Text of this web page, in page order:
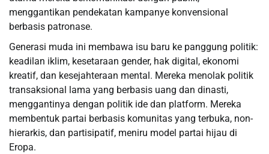
menggantikan pendekatan kampanye konvensional
berbasis patronase.
Generasi muda ini membawa isu baru ke panggung politik:
keadilan iklim, kesetaraan gender, hak digital, ekonomi
kreatif, dan kesejahteraan mental. Mereka menolak politik
transaksional lama yang berbasis uang dan dinasti,
menggantinya dengan politik ide dan platform. Mereka
membentuk partai berbasis komunitas yang terbuka, non-
hierarkis, dan partisipatif, meniru model partai hijau di
Eropa.